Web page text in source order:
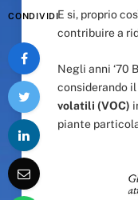
CONDIVIDIE si, proprio
contribuire a
Negli anni ‘70
considerando
volatili (VOC)
piante